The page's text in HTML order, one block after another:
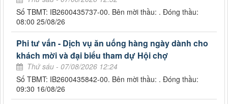
Số TBMT: IB2600435737-00. Bên mời thầu: . Đóng thầu:
08:00 25/08/26
Phi tư vấn - Dịch vụ ăn uống hàng ngày dành cho
khách mời và đại biểu tham dự Hội chợ
Thứ sáu - 07/08/2026 12:24
Số TBMT: IB2600435842-00. Bên mời thầu: . Đóng thầu:
09:30 16/08/26